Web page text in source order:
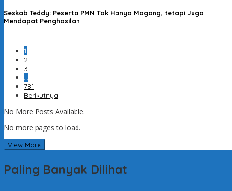
Seskab Teddy: Peserta PMN Tak Hanya Magang, tetapi Juga
Mendapat Penghasilan
1
2
3
…
781
Berikutnya
No More Posts Available.
No more pages to load.
View More
Paling Banyak Dilihat